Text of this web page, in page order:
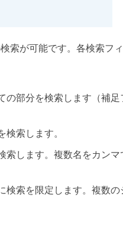
索が可能です。各検索フ
部分を検索します（補
索します。
します。複数名をカンマ
索を限定します。複数